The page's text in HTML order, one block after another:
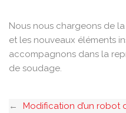
Nous nous chargeons de
et les nouveaux éléments
accompagnons dans la
de soudage.
←
Modification d’un robot